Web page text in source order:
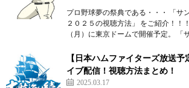
プロ野球夢の祭典である・・・ 「サ
２０２５の視聴方法」 をご紹介！！
（月）に東京ドームで開催予定。 「
【日本ハムファイターズ放送
イブ配信！視聴方法まとめ！
2025.03.17